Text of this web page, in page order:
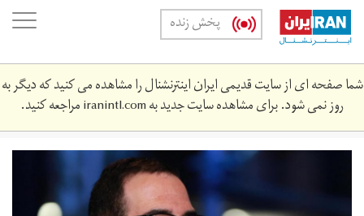
Skip
main
content
پخش زنده
شما صفحه ای از سایت قدیمی ایران اینترنشنال را مشاهده می کنید که دیگر به
روز نمی شود. برای مشاهده سایت جدید بهiranintl.comمراجعه کنید.
104137098-
img_8641.‎1910x1000.jpg